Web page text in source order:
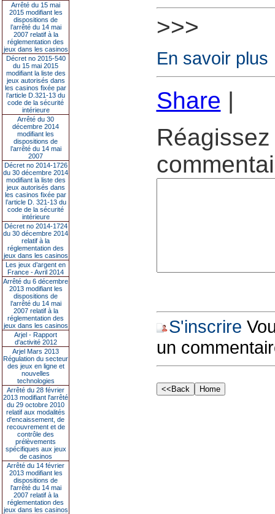
Arrêté du 15 mai
2015 modifiant les
dispositions de
l’arrêté du 14 mai
2007 relatif à la
réglementation des
jeux dans les casinos
Décret no 2015-540
du 15 mai 2015
modifiant la liste des
jeux autorisés dans
les casinos fixée par
l’article D.321-13 du
code de la sécurité
intérieure
Arrêté du 30
décembre 2014
modifiant les
dispositions de
l’arrêté du 14 mai
2007
Décret no 2014-1726
du 30 décembre 2014
modifiant la liste des
jeux autorisés dans
les casinos fixée par
l’article D. 321-13 du
code de la sécurité
intérieure
Décret no 2014-1724
du 30 décembre 2014
relatif à la
réglementation des
jeux dans les casinos
Les jeux d’argent en
France - Avril 2014
Arrêté du 6 décembre
2013 modifiant les
dispositions de
l’arrêté du 14 mai
2007 relatif à la
réglementation des
jeux dans les casinos
Arjel - Rapport
d'activité 2012
Arjel Mars 2013
Régulation du secteur
des jeux en ligne et
nouvelles
technologies
Arrêté du 28 février
2013 modifiant l'arrêté
du 29 octobre 2010
relatif aux modalités
d'encaissement, de
recouvrement et de
contrôle des
prélèvements
spécifiques aux jeux
de casinos
Arrêté du 14 février
2013 modifiant les
dispositions de
l'arrêté du 14 mai
2007 relatif à la
réglementation des
jeux dans les casinos
>>>
En savoir plus
Share |
S'inscrire
un